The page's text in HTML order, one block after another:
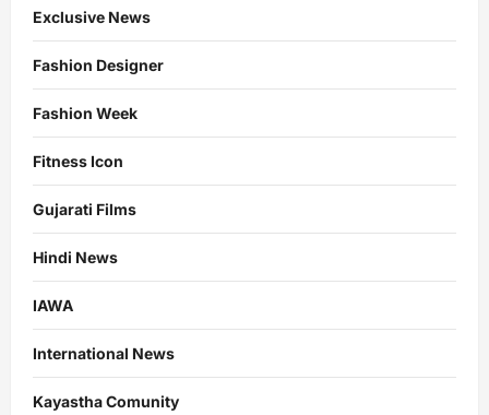
Exclusive News
Fashion Designer
Fashion Week
Fitness Icon
Gujarati Films
Hindi News
IAWA
International News
Kayastha Comunity